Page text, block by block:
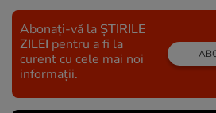
Abonați-vă la ȘTIRILE
ZILEI pentru a fi la
curent cu cele mai noi
informații.